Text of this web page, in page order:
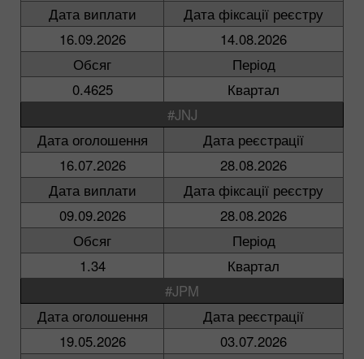
Дата виплати
Дата фіксації реєстру
16.09.2026
14.08.2026
Обсяг
Період
0.4625
Квартал
#JNJ
Дата оголошення
Дата реєстрації
16.07.2026
28.08.2026
Дата виплати
Дата фіксації реєстру
09.09.2026
28.08.2026
Обсяг
Період
1.34
Квартал
#JPM
Дата оголошення
Дата реєстрації
19.05.2026
03.07.2026